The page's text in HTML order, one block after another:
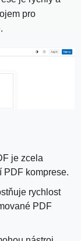
pro
je zcela
PDF komprese.
rychlost
PDF